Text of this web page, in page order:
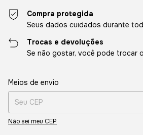
Compra protegida
Seus dados cuidados durante
Trocas e devoluções
Se não gostar, você pode trocar
Entregas para o CEP:
Meios de envio
Não sei meu CEP